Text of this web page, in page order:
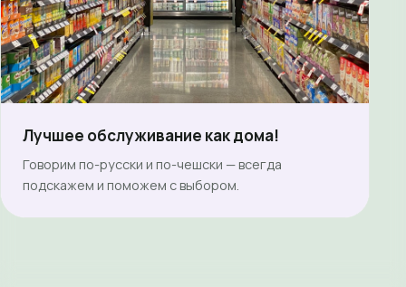
Лучшее обслуживание как дома!
Говорим по-русски и по-чешски — всегда
подскажем и поможем с выбором.